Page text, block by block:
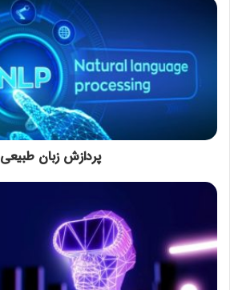
‌‌‌پردازش زبان طبیعی